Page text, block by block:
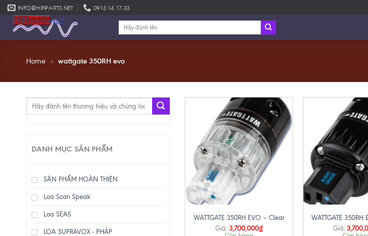
Skip
to
content
INFO@HIFIPARTS.NET 0913 14.17.33
Tìm
Home » wattgate 350RH evo
Tìm
DANH MỤC SẢN PHẨM
SẢN PHẨM HOÀN THIỆN
Loa Scan Speak
Loa SEAS
LOA SUPRAVOX - PHÁP
WATTGATE 350RH EVO – Clear
Giá: 3,700,000₫
WATTGATE 350RH
Giá: